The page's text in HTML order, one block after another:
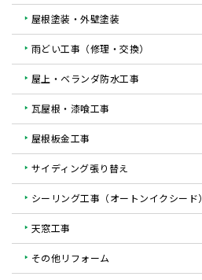
屋根塗装・外壁塗装
雨どい工事（修理・交換）
屋上・ベランダ防水工事
瓦屋根・漆喰工事
屋根板金工事
サイディング張り替え
シーリング工事（オートンイクシード）
天窓工事
その他リフォーム